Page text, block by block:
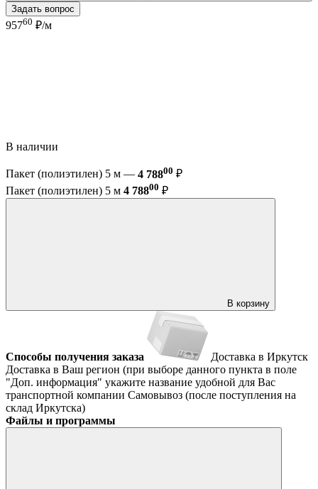
Задать вопрос
95760 ₽/м
В наличии
Пакет (полиэтилен) 5 м — 4 78800 ₽
Пакет (полиэтилен) 5 м 4 78800 ₽
В корзину
Способы получения заказа
Доставка в Иркутск
Доставка в Ваш регион (при выборе данного пункта в поле
"Доп. информация" укажите название удобной для Вас
транспортной компании Самовывоз (после поступления на
склад Иркутска)
Файлы и программы